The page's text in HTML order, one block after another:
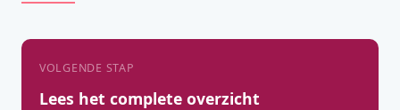
VOLGENDE STAP
Lees het complete overzicht